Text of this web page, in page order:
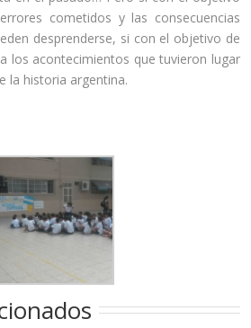
cometidos y las consecuencias
desprenderse, si con el objetivo de
los acontecimientos que tuvieron lugar
la historia argentina.